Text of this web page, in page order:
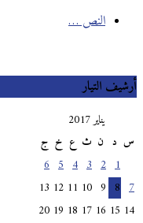
النص …
أرشيف التيار
يناير 2017
س
ث خ ج
10
11
12
13
14
15
16
17
18
19
20